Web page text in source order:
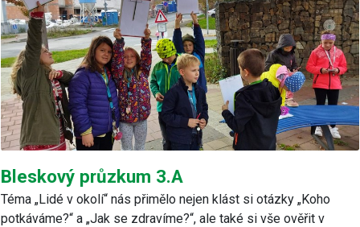
Bleskový průzkum 3.A
Téma „Lidé v okolí“ nás přimělo nejen klást si otázky „Koho
potkáváme?“ a „Jak se zdravíme?“, ale také si vše ověřit v